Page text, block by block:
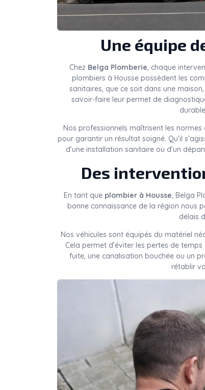
Une équipe
Chez Belga Plomberie, chaque
plombiers à Housse possèdent les
sanitaires, que ce soit dans une
savoir-faire leur permet de
Nos professionnels maîtrisent les
pour garantir un résultat soigné. Qu’il
d’une installation sanitaire ou d’un
Des
En tant que plombier à Housse, Belga
bonne connaissance de la région nous
délais
Nos véhicules sont équipés du matériel
Cela permet d’éviter les pertes de
fuite, une canalisation bouchée ou un
rétablir